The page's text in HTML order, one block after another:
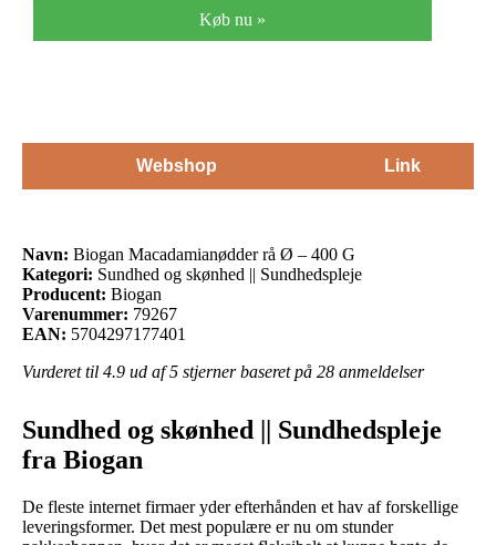
Køb nu »
Webshop Link
Navn: Biogan Macadamianødder rå Ø – 400 G
Kategori: Sundhed og skønhed || Sundhedspleje
Producent: Biogan
Varenummer: 79267
EAN: 5704297177401
Vurderet til 4.9 ud af 5 stjerner baseret på 28 anmeldelser
Sundhed og skønhed || Sundhedspleje
fra Biogan
De fleste internet firmaer yder efterhånden et hav af forskellige
leveringsformer. Det mest populære er nu om stunder